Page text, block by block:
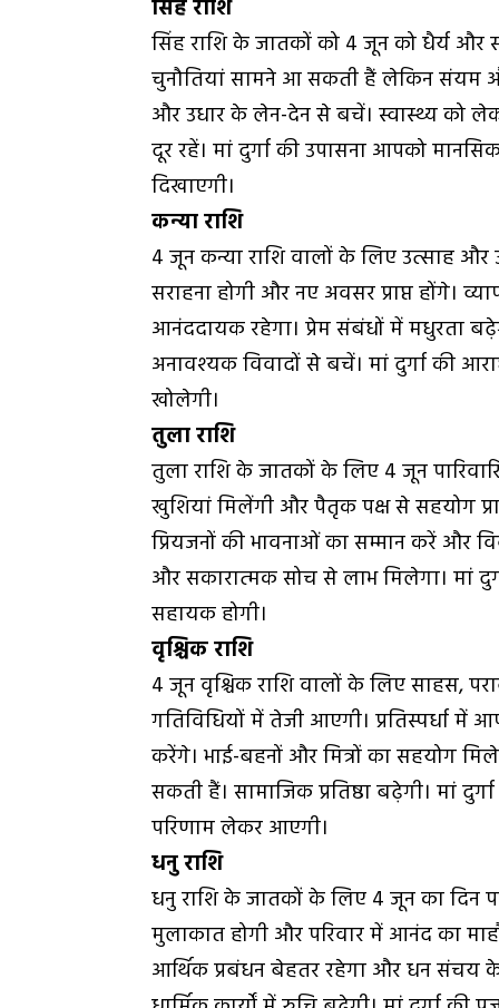
सिंह राशि
सिंह राशि के जातकों को 4 जून को धैर्य और
चुनौतियां सामने आ सकती हैं लेकिन संयम
और उधार के लेन-देन से बचें। स्वास्थ्य को
दूर रहें। मां दुर्गा की उपासना आपको
दिखाएगी।
कन्या राशि
4 जून कन्या राशि वालों के लिए उत्साह और
सराहना होगी और नए अवसर प्राप्त होंगे।
आनंददायक रहेगा। प्रेम संबंधों में मधुरता
अनावश्यक विवादों से बचें। मां दुर्गा की
खोलेगी।
तुला राशि
तुला राशि के जातकों के लिए 4 जून
खुशियां मिलेंगी और पैतृक पक्ष से सहयोग
प्रियजनों की भावनाओं का सम्मान करें और
और सकारात्मक सोच से लाभ मिलेगा। मां
सहायक होगी।
वृश्चिक राशि
4 जून वृश्चिक राशि वालों के लिए साहस,
गतिविधियों में तेजी आएगी। प्रतिस्पर्धा में
करेंगे। भाई-बहनों और मित्रों का सहयोग
सकती हैं। सामाजिक प्रतिष्ठा बढ़ेगी। मां
परिणाम लेकर आएगी।
धनु राशि
धनु राशि के जातकों के लिए 4 जून का दिन
मुलाकात होगी और परिवार में आनंद का
आर्थिक प्रबंधन बेहतर रहेगा और धन संचय के